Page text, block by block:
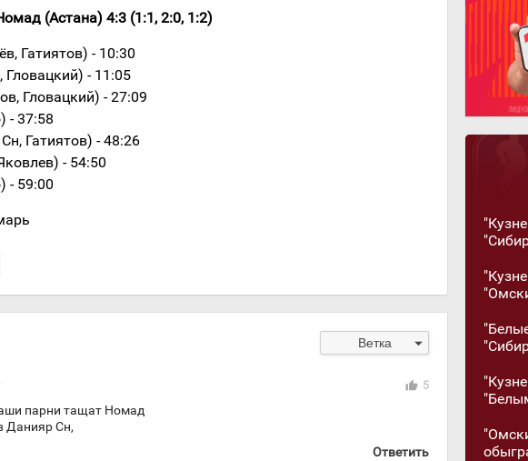
(Астана) 4:3 (1:1, 2:0, 1:2)
Гатиятов) - 10:30
Гловацкий) - 11:05
Гловацкий) - 27:09
- 37:58
Гатиятов) - 48:26
- 54:50
- 59:00
Ветка arrow_drop_down
thumb_up 5
парни тащат Номад
Данияр Сн,
Ответить